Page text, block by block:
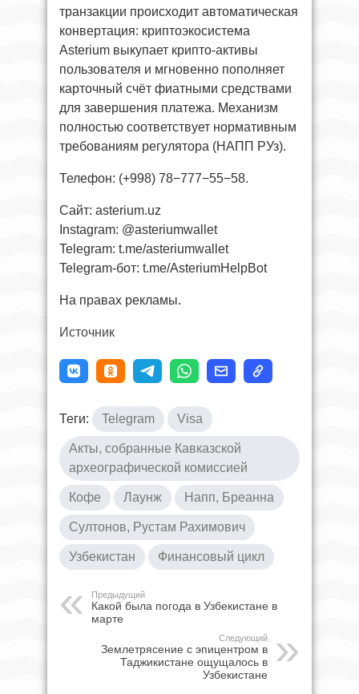
транзакции происходит автоматическая
конвертация: криптоэкосистема
Asterium выкупает крипто-активы
пользователя и мгновенно пополняет
карточный счёт фиатными средствами
для завершения платежа. Механизм
полностью соответствует нормативным
требованиям регулятора (НАПП РУз).
Телефон: (+998) 78−777−55−58.
Сайт: asterium.uz
Instagram: @asteriumwallet
Telegram: t.me/asteriumwallet
Telegram-бот: t.me/AsteriumHelpBot
На правах рекламы.
Источник
Теги: Telegram Visa
Акты, собранные Кавказской
археографической комиссией
Кофе Лаунж Напп, Бреанна
Султонов, Рустам Рахимович
Узбекистан Финансовый цикл
Предыдущий
Какой была погода в Узбекистане в
марте
Следующий
Землетрясение с эпицентром в
Таджикистане ощущалось в
Узбекистане